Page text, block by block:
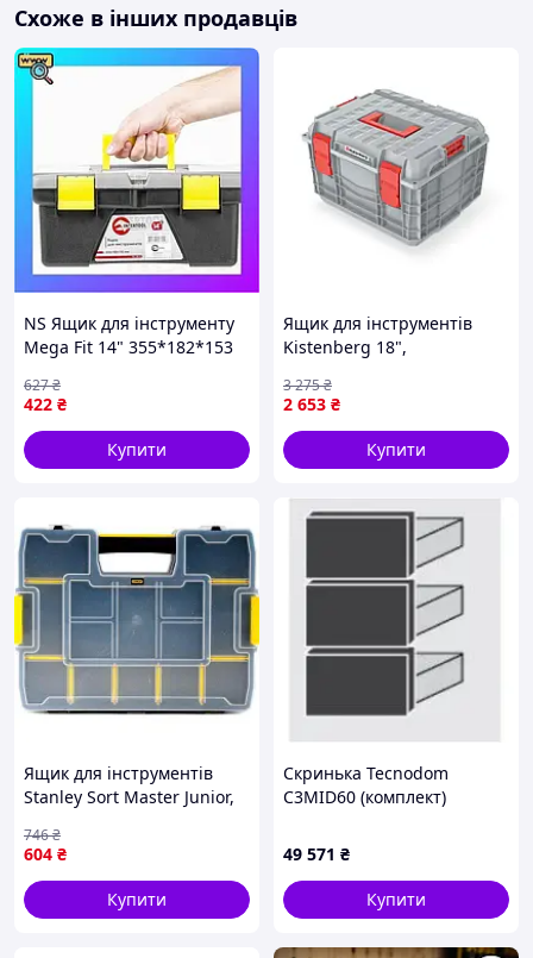
Схоже в інших продавців
NS Ящик для інструменту
Mega Fit 14" 355*182*153
Nes22/Q
422 ₴
627₴
Купити
Ящик для інструментів
Kistenberg 18",
KXC454030-4C (KXC454030-
4C) — Гарантія
2 653 ₴
3 275₴
Купити
Ящик для інструментів
Stanley Sort Master Junior,
— Гарантія
604 ₴
746₴
Купити
Скринька Tecnodom
C3MID60 (комплект)
49 571 ₴
Купити